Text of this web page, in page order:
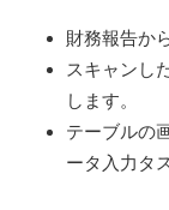
財務報告か
スキャンし
します。
テーブルの
ータ入力タ